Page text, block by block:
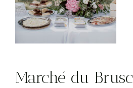
Marché du Brusc